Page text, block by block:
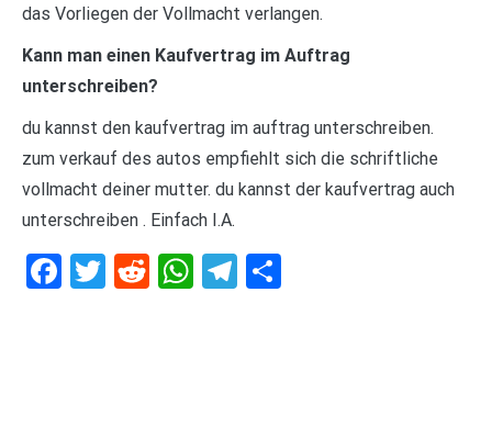
das Vorliegen der Vollmacht verlangen.
Kann man einen Kaufvertrag im Auftrag
unterschreiben?
du kannst den kaufvertrag im auftrag unterschreiben.
zum verkauf des autos empfiehlt sich die schriftliche
vollmacht deiner mutter. du kannst der kaufvertrag auch
unterschreiben . Einfach I.A.
Facebook
Twitter
RedditWhatsApp
Telegram